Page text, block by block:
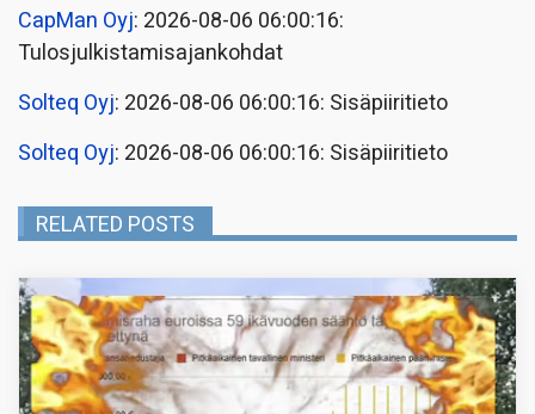
CapMan Oyj: 2026-08-06 06:00:16:
Tulosjulkistamisajankohdat
Solteq Oyj: 2026-08-06 06:00:16: Sisäpiiritieto
Solteq Oyj: 2026-08-06 06:00:16: Sisäpiiritieto
RELATED POSTS